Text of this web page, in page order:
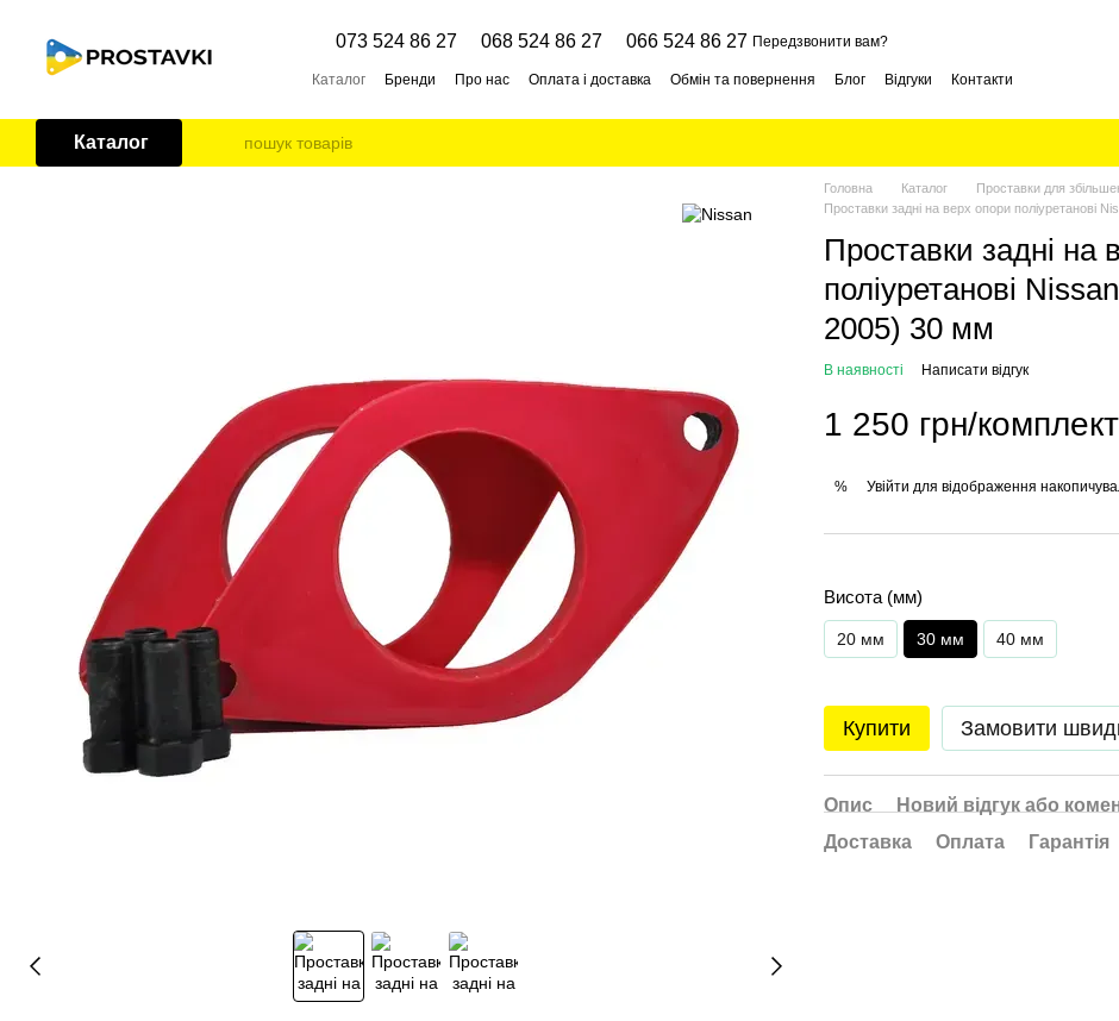
073 524 86 27 068 524 86 27 066 524 86 27 Передзвонити вам?
Каталог Бренди Про нас Оплата і доставка Обмін та повернення Блог Відгуки Контакти
Каталог
Головна Каталог Проставки для
Проставки задні на верх опори поліуретанові
Проставки задні на
поліуретанові
2005) 30 мм
В наявності Написати відгук
1 250 грн/комплект
% Увійти для відображення
Висота (мм)
20 мм 30 мм 40 мм
Купити Замовити
Опис Новий відгук або
Доставка
Оплата Гарантія